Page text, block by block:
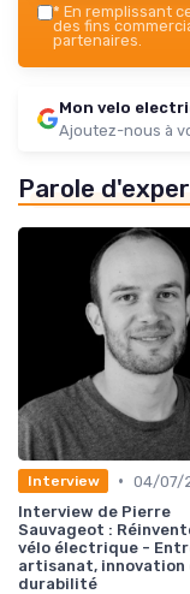
* En remplissant
des fins
partenaires.
Mon velo
Ajoutez-nous à
Parole
Interview • 04/07/
Interview de Pierre
Sauvageot :
vélo électrique -
artisanat, innovation
durabilité